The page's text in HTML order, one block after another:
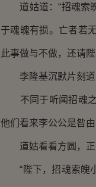
道姑道：“招魂索魄
于魂魄有损。亡者若
此事做与不做，还请
李隆基沉默片刻道
不同于听闻招魂之
他们看来李公公是咎
道姑看看方圆，正
“陛下，招魂索魄小